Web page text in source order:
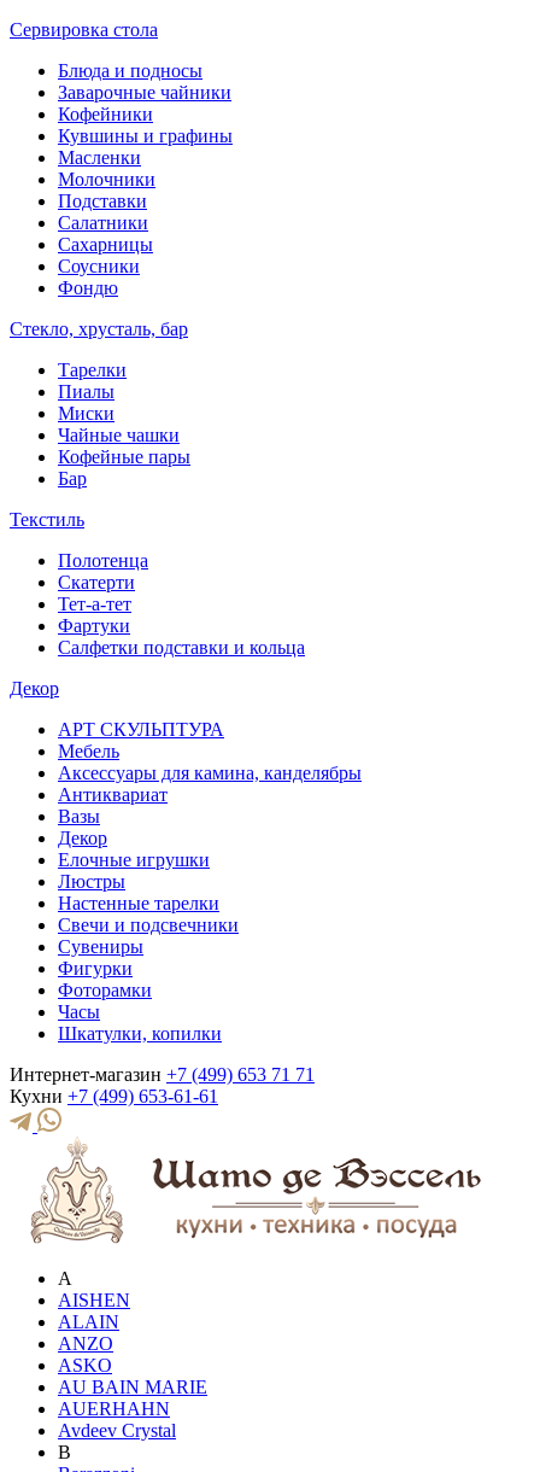
Сервировка стола
Блюда и подносы
Заварочные чайники
Кофейники
Кувшины и графины
Масленки
Молочники
Подставки
Салатники
Сахарницы
Соусники
Фондю
Стекло, хрусталь, бар
Тарелки
Пиалы
Миски
Чайные чашки
Кофейные пары
Бар
Текстиль
Полотенца
Скатерти
Тет-а-тет
Фартуки
Салфетки подставки и кольца
Декор
АРТ СКУЛЬПТУРА
Мебель
Аксессуары для камина, канделябры
Антиквариат
Вазы
Декор
Елочные игрушки
Люстры
Настенные тарелки
Свечи и подсвечники
Сувениры
Фигурки
Фоторамки
Часы
Шкатулки, копилки
Интернет-магазин +7 (499) 653 71 71
Кухни +7 (499) 653-61-61
A
AISHEN
ALAIN
ANZO
ASKO
AU BAIN MARIE
AUERHAHN
Avdeev Crystal
B